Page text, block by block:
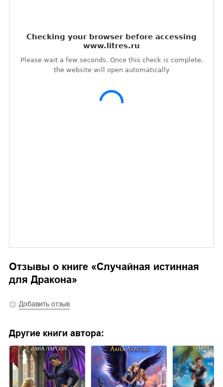
Отзывы о книге «Случайная истинная
для Дракона»
Добавить отзыв
Другие книги автора: